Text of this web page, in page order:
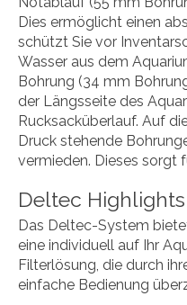
Dies ermöglicht einen
schützt Sie vor
Wasser aus dem
Bohrung (34 mm
der Längsseite des
Rucksacküberlauf. Auf
Druck stehende
vermieden. Dieses sorgt
Deltec Highlights
Das Deltec-System
eine individuell auf Ihr
Filterlösung, die durch
einfache Bedienung